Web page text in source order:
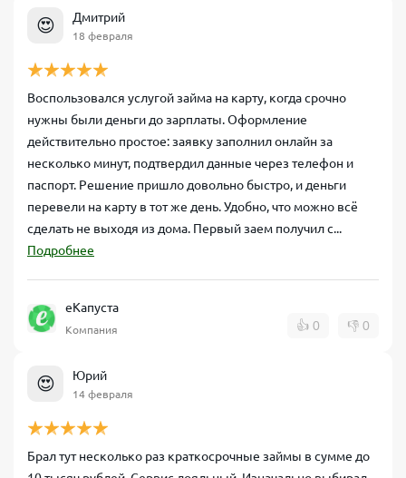
😍 Дмитрий
18 февраля
Воспользовался услугой займа на карту, когда срочно
нужны были деньги до зарплаты. Оформление
действительно простое: заявку заполнил онлайн за
несколько минут, подтвердил данные через телефон и
паспорт. Решение пришло довольно быстро, и деньги
перевели на карту в тот же день. Удобно, что можно всё
сделать не выходя из дома. Первый заем получил с...
Подробнее
еКапуста
Компания 👍 0 👎 0
😍 Юрий
14 февраля
Брал тут несколько раз краткосрочные займы в сумме до